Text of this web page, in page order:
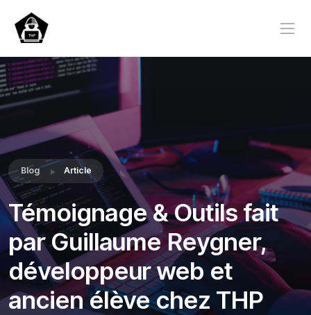
Blog Article
Témoignage & Outils fait
par Guillaume Reygner,
développeur web et
ancien élève chez THP